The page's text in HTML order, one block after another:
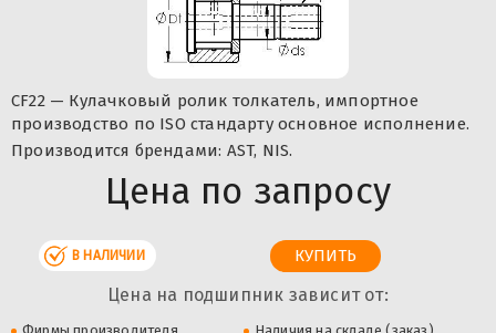
CF22 — Кулачковый ролик толкатель, импортное
производство по ISO стандарту основное исполнение.
Производится брендами: AST, NIS.
Цена по запросу
В НАЛИЧИИ
Цена на подшипник зависит от: